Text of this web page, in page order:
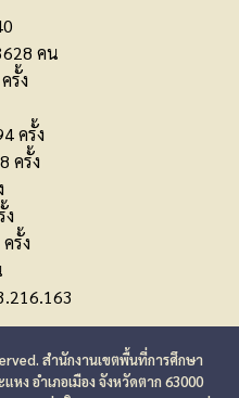
คน
รั้ง
ครั้ง
ครั้ง
รั้ง
สำนักงานเขตพื้นที่การศึกษา
ง อำเภอเมือง จังหวัดตาก 63000